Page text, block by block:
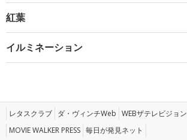
紅葉
イルミネーション
レタスクラブ ダ・ヴィンチWeb WEBザテレビジョン
MOVIE WALKER PRESS 毎日が発見ネット